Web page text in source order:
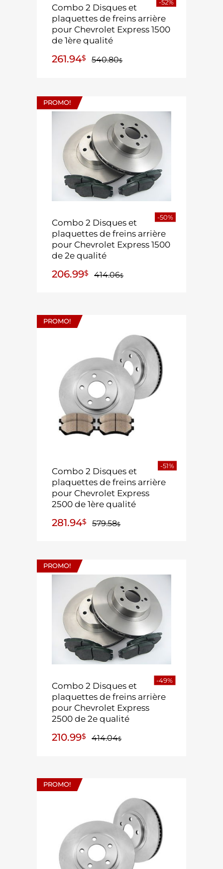
Combo 2 Disques et
plaquettes de freins arrière
pour Chevrolet Express 1500
de 1ère qualité
540.80$
261.94$
-52%
PROMO!
Combo 2 Disques et
plaquettes de freins arrière
pour Chevrolet Express 1500
de 2e qualité
414.06$
206.99$
-50%
PROMO!
Combo 2 Disques et
plaquettes de freins arrière
pour Chevrolet Express
2500 de 1ère qualité
579.58$
281.94$
-51%
PROMO!
Combo 2 Disques et
plaquettes de freins arrière
pour Chevrolet Express
2500 de 2e qualité
414.04$
210.99$
-49%
PROMO!